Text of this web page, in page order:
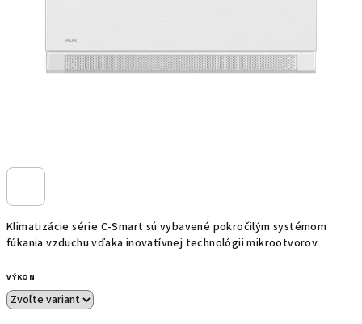
Klimatizácie série C-Smart sú vybavené pokročilým systémom
fúkania vzduchu vďaka inovatívnej technológii mikrootvorov.
VÝKON